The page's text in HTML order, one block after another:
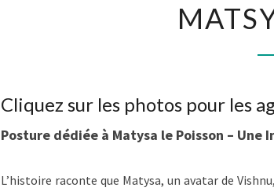
Cliquez sur les photos pour les
Posture dédiée à Matysa le Poisson – Une
L’histoire raconte que Matysa, un avatar de